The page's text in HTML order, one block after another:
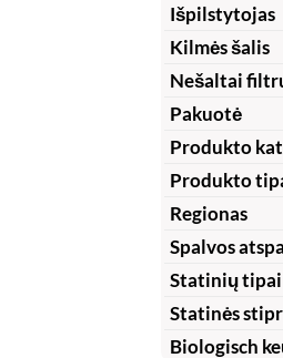
Išpilstytojas
Kilmės šalis
Nešaltai
Pakuotė
Produkto
Produkto
Regionas
Spalvos
Statinių tipai
Statinės
Biologisch